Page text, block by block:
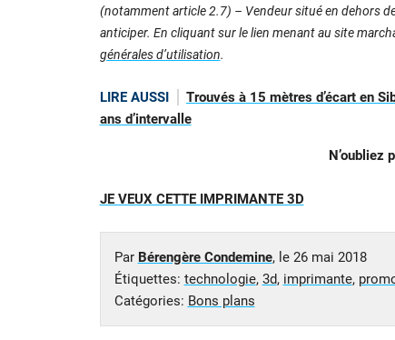
(notamment article 2.7) – Vendeur situé en dehors
anticiper. En cliquant sur le lien menant au site
générales d’utilisation.
LIRE AUSSI
Trouvés à 15 mètres d’écart en
ans d’intervalle
N’oubliez
JE VEUX CETTE IMPRIMANTE 3D
Par Bérengère Condemine, le 26 mai 2018
Étiquettes: technologie, 3d, imprimante,
Catégories: Bons plans